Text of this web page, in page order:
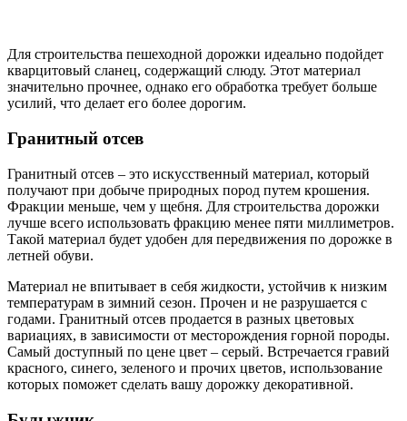
Для строительства пешеходной дорожки идеально подойдет
кварцитовый сланец, содержащий слюду. Этот материал
значительно прочнее, однако его обработка требует больше
усилий, что делает его более дорогим.
Гранитный отсев
Гранитный отсев – это искусственный материал, который
получают при добыче природных пород путем крошения.
Фракции меньше, чем у щебня. Для строительства дорожки
лучше всего использовать фракцию менее пяти миллиметров.
Такой материал будет удобен для передвижения по дорожке в
летней обуви.
Материал не впитывает в себя жидкости, устойчив к низким
температурам в зимний сезон. Прочен и не разрушается с
годами. Гранитный отсев продается в разных цветовых
вариациях, в зависимости от месторождения горной породы.
Самый доступный по цене цвет – серый. Встречается гравий
красного, синего, зеленого и прочих цветов, использование
которых поможет сделать вашу дорожку декоративной.